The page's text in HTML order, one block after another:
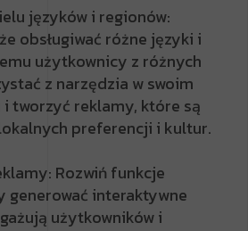
języków i regionów:
obsługiwać różne języki i
użytkownicy z różnych
z narzędzia w swoim
tworzyć reklamy, które są
preferencji i kultur.
Rozwiń funkcje
generować interaktywne
użytkowników i